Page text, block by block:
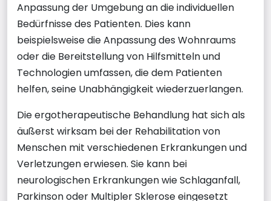
Anpassung der Umgebung an die individuellen
Bedürfnisse des Patienten. Dies kann
beispielsweise die Anpassung des Wohnraums
oder die Bereitstellung von Hilfsmitteln und
Technologien umfassen, die dem Patienten
helfen, seine Unabhängigkeit wiederzuerlangen.
Die ergotherapeutische Behandlung hat sich als
äußerst wirksam bei der Rehabilitation von
Menschen mit verschiedenen Erkrankungen und
Verletzungen erwiesen. Sie kann bei
neurologischen Erkrankungen wie Schlaganfall,
Parkinson oder Multipler Sklerose eingesetzt